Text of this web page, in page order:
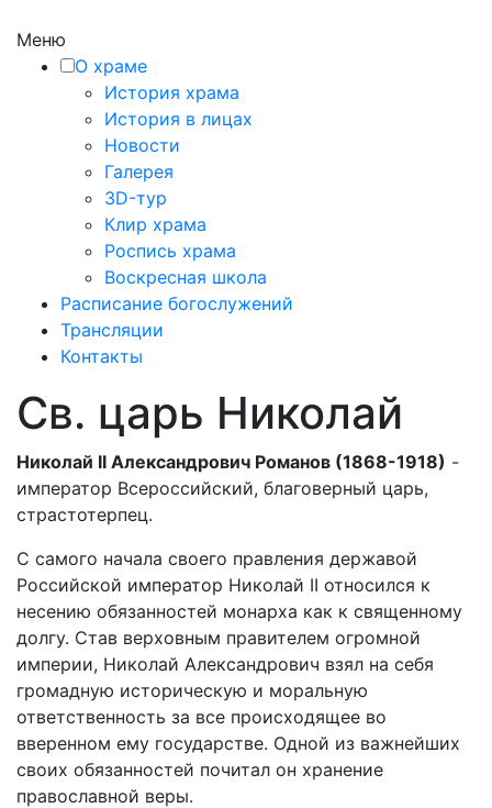
Меню
О храме
История храма
История в лицах
Новости
Галерея
3D-тур
Клир храма
Роспись храма
Воскресная школа
Расписание богослужений
Трансляции
Контакты
Св. царь Николай
Николай II Александрович Романов (1868-1918) -
император Всероссийский, благоверный царь,
страстотерпец.
С самого начала своего правления державой
Российской император Николай II относился к
несению обязанностей монарха как к священному
долгу. Став верховным правителем огромной
империи, Николай Александрович взял на себя
громадную историческую и моральную
ответственность за все происходящее во
вверенном ему государстве. Одной из важнейших
своих обязанностей почитал он хранение
православной веры.